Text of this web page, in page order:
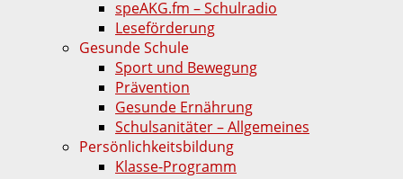
speAKG.fm – Schulradio
Leseförderung
Gesunde Schule
Sport und Bewegung
Prävention
Gesunde Ernährung
Schulsanitäter – Allgemeines
Persönlichkeitsbildung
Klasse-Programm